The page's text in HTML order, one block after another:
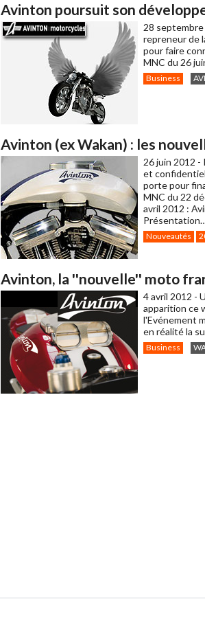
à
un
ami
Avinton poursuit son
28 septembre
repreneur de
pour faire
MNC du 26
Business
Avinton (ex Wakan) : les
26 juin 2012 -
et
porte pour
MNC du 22
avril 2012 :
Nouveautés
Avinton, la ''nouvelle'' moto
4 avril 2012 -
apparition ce
l'Evénement
en réalité la
Business